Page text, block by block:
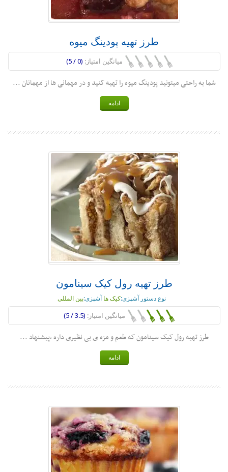
طرز تهیه پودینگ میوه
میانگین امتیاز: (0 / 5)
شما به راحتی میتونید پودینگ میوه را تهیه کنید و در مهمانی ها از مهمانان ...
ادامه
طرز تهیه رول کیک سینامون
نوع دستور آشپزی:کیک ها آشپزی:بین المللی
میانگین امتیاز: (3.5 / 5)
طرز تهیه رول کیک سینامون که طعم و مزه ی بی نظیری داره ،پیشنهاد ...
ادامه